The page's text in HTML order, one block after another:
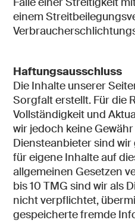
einem
Haftungsausschluss
Die Inhalte unserer
Sorgfalt erstellt. Für die
Vollständigkeit und
wir jedoch keine
Diensteanbieter sind wir
für eigene Inhalte auf
allgemeinen Gesetzen
bis 10 TMG sind wir als
nicht verpflichtet,
gespeicherte fremde